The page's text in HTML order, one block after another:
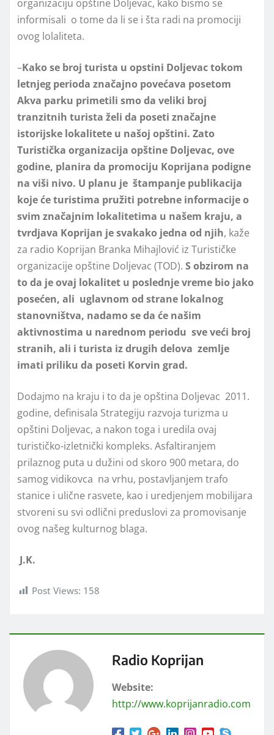
organizaciju opštine Doljevac, kako bismo se
informisali o tome da li se i šta radi na promociji
ovog lolaliteta.
–Kako se broj turista u opstini Doljevac tokom
letnjeg perioda značajno povećava posetom
Akva parku primetili smo da veliki broj
tranzitnih turista želi da poseti značajne
istorijske lokalitete u našoj opštini. Zato
Turistička organizacija opštine Doljevac, ove
godine, planira da promociju Koprijana podigne
na viši nivo. U planu je štampanje publikacija
koje će turistima pružiti potrebne informacije o
svim značajnim lokalitetima u našem kraju, a
tvrdjava Koprijan je svakako jedna od njih, kaže
za radio Koprijan Branka Mihajlović iz Turističke
organizacije opštine Doljevac (TOD). S obzirom na
to da je ovaj lokalitet u poslednje vreme bio jako
posećen, ali uglavnom od strane lokalnog
stanovništva, nadamo se da će našim
aktivnostima u narednom periodu sve veći broj
stranih, ali i turista iz drugih delova zemlje
imati priliku da poseti Korvin grad.
Dodajmo na kraju i to da je opština Doljevac 2011.
godine, definisala Strategiju razvoja turizma u
opštini Doljevac, a nakon toga i uredila ovaj
turističko-izletnički kompleks. Asfaltiranjem
prilaznog puta u dužini od skoro 900 metara, do
samog vidikovca na vrhu, postavljanjem trafo
stanice i ulične rasvete, kao i uredjenjem mobilijara
stvoreni su svi odlični preduslovi za promovisanje
ovog našeg kulturnog blaga.
J.K.
Post Views: 158
Radio Koprijan
Website:
http://www.koprijanradio.com